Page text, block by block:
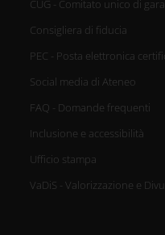
CUG - Comitato unico di
Consigliera di fiducia
PEC - Posta elettronica
Social media di Ateneo
FAQ - Domande frequenti
Inclusione e accessibilità
Ufficio stampa
VaDiS - Valorizzazione e